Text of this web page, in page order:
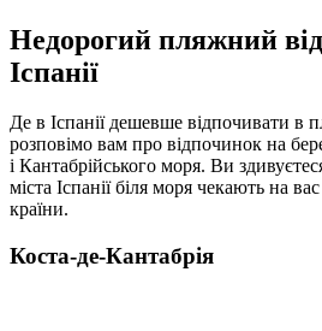
Недорогий пляжний
Іспанії
Де в Іспанії дешевше відпочивати в
розповімо вам про відпочинок на
і Кантабрійського моря. Ви
міста Іспанії біля моря чекають на
країни.
Коста-де-Кантабрія